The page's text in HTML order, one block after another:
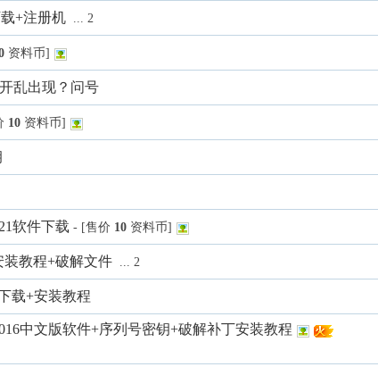
+注册机 ... 2
资料币]
乱出现？问号
10 资料币]
软件下载 - [售价 10 资料币]
装教程+破解文件 ... 2
载+安装教程
中文版软件+序列号密钥+破解补丁安装教程